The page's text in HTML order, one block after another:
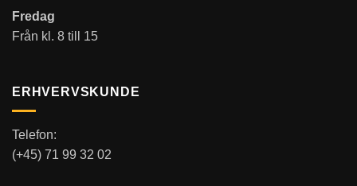
Fredag
Från kl. 8 till 15
ERHVERVSKUNDE
Telefon:
(+45) 71 99 32 02